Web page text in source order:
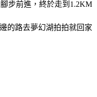
步前進，終於走到1.2KM
的路去夢幻湖拍拍就回家